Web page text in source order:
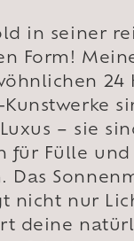
in seiner
Form!
24
– sie
für Fülle und
Das
nicht nur
deine